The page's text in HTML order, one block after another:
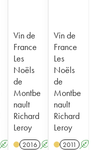
A K
Vin de
France
Les
Noëls
de
Montbe
nault
Richard
Leroy
2016 A K
Vin de
France
Les
Noëls
de
Montbe
nault
Richard
Leroy
2011 A